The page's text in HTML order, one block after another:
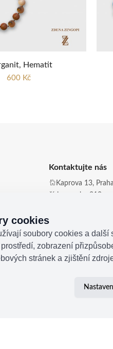
Hematit
600 Kč
Kontaktujte nás
Kaprova 13,
cookies
soubory cookies a další
zobrazení
stránek a zjištění